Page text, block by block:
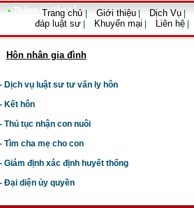
• Thông tin liên hệ
Trang chủ Giới thiệu Dịch Vụ
đáp luật sư
Khuyến mại Liên hệ
Hôn nhân gia đình
Dịch vụ luật sư tư vấn ly hôn
Kết hôn
Thủ tục nhận con nuôi
Tìm cha mẹ cho con
Giám định xác định huyết thống
Đại diện ủy quyền